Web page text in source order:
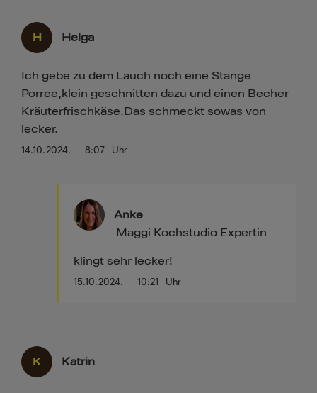
H Helga
14.10.2024. 8:07 Uhr
Ich gebe zu dem Lauch noch eine Stange
Porree,klein geschnitten dazu und einen Becher
Kräuterfrischkäse.Das schmeckt sowas von
lecker.
Anke
15.10.2024. 10:21 Uhr
Maggi Kochstudio Expertin
klingt sehr lecker!
K Katrin